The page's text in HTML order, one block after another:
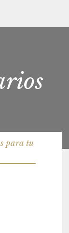
para tu